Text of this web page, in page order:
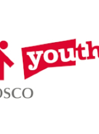
vereint.